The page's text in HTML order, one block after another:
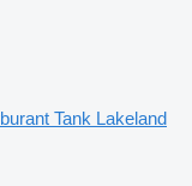
Tank Lakeland